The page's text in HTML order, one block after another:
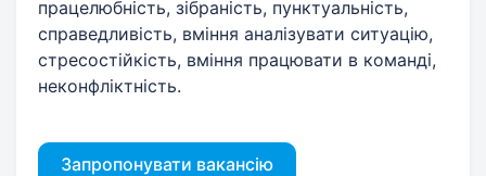
працелюбність, зібраність, пунктуальність,
справедливість, вміння аналізувати ситуацію,
стресостійкість, вміння працювати в команді,
неконфліктність.
Запропонувати вакансію